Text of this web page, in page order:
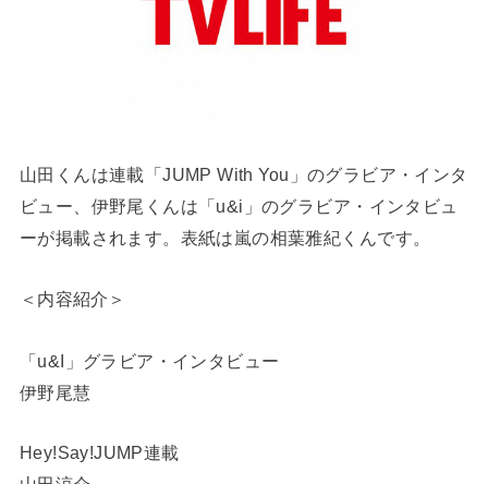
山田くんは連載「JUMP With You」のグラビア・インタ
ビュー、伊野尾くんは「u&i」のグラビア・インタビュ
ーが掲載されます。表紙は嵐の相葉雅紀くんです。
＜内容紹介＞
「u&I」グラビア・インタビュー
伊野尾慧
Hey!Say!JUMP連載